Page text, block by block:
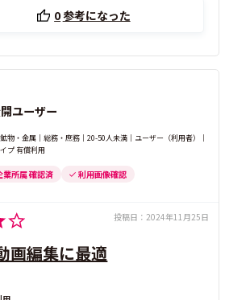
0参考になった
ユーザー
物・金属｜総務・庶務｜20-50人未満｜ユーザー（利用者）｜
プ 有償利用
業所属 確認済 利用画像確認
投稿日： 2024年11月25日
画編集に最適